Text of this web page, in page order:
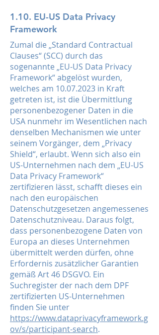
1.10. EU-US Data Privacy
Framework
Zumal die „Standard Contractual
Clauses“ (SCC) durch das
sogenannte „EU-US Data Privacy
Framework“ abgelöst wurden,
welches am 10.07.2023 in Kraft
getreten ist, ist die Übermittlung
personenbezogener Daten in die
USA nunmehr im Wesentlichen nach
denselben Mechanismen wie unter
seinem Vorgänger, dem „Privacy
Shield“, erlaubt. Wenn sich also ein
US-Unternehmen nach dem „EU-US
Data Privacy Framework“
zertifizieren lässt, schafft dieses ein
nach den europäischen
Datenschutzgesetzen angemessenes
Datenschutzniveau. Daraus folgt,
dass personenbezogene Daten von
Europa an dieses Unternehmen
übermittelt werden dürfen, ohne
Erfordernis zusätzlicher Garantien
gemäß Art 46 DSGVO. Ein
Suchregister der nach dem DPF
zertifizierten US-Unternehmen
finden Sie unter
https://www.dataprivacyframework.g
ov/s/participant-search.